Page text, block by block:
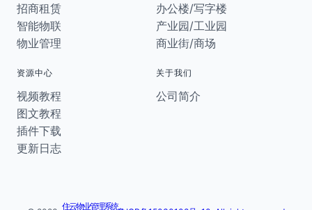
招商租赁
智能物联
物业管理
办公楼/写字楼
产业园/工业园
商业街/商场
资源中心
视频教程
图文教程
插件下载
更新日志
关于我们
公司简介
住云物业管理系统